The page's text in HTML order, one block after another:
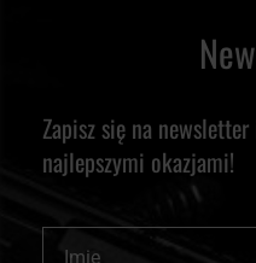
Zapisz się na
najlepszymi okazjami!